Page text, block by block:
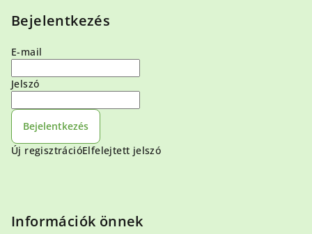
Bejelentkezés
E-mail
Jelszó
Bejelentkezés
Új regisztrációElfelejtett jelszó
Információk önnek